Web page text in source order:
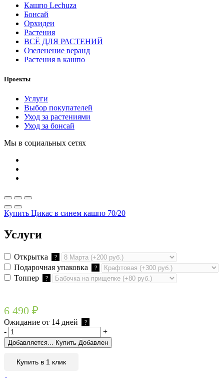
Кашпо Lechuza
Бонсай
Орхидеи
Растения
ВСЁ ДЛЯ РАСТЕНИЙ
Озеленение веранд
Растения в кашпо
Проекты
Услуги
Выбор покупателей
Уход за растениями
Уход за бонсай
Мы в социальных сетях
Купить Цикас в синем кашпо 70/20
Услуги
Открытка ?
Подарочная упаковка ?
Топпер ?
6 490 ₽
Ожидание от 14 дней ?
- +
Добавляется... Купить Добавлен
Купить в 1 клик